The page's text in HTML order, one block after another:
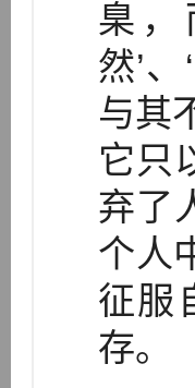
臬，
然’
与其
它只
弃了
个人
征服
存。